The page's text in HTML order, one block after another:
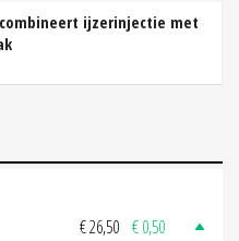
ijzerinjectie met
€ 26,50 € 0,50